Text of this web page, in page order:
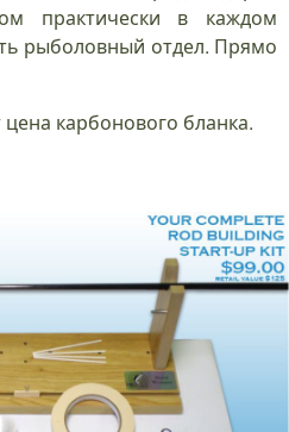
практически в каждом
рыболовный отдел. Прямо
карбонового бланка.